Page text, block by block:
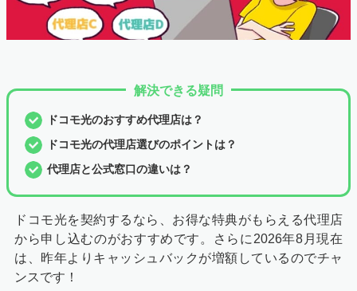
解決できる疑問
ドコモ光のおすすめ代理店は？
ドコモ光の代理店選びのポイントは？
代理店と公式窓口の違いは？
ドコモ光を契約するなら、お得な特典がもらえる代理店
から申し込むのがおすすめです。さらに2026年8月現在
は、昨年よりキャッシュバックが増額しているのでチャ
ンスです！